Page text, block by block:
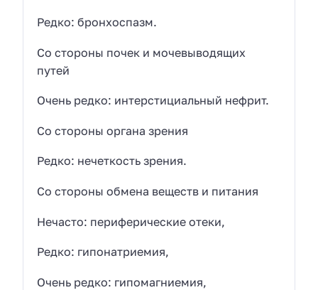
Редко: бронхоспазм.
Со стороны почек и мочевыводящих
путей
Очень редко: интерстициальный нефрит.
Со стороны органа зрения
Редко: нечеткость зрения.
Со стороны обмена веществ и питания
Нечасто: периферические отеки,
Редко: гипонатриемия,
Очень редко: гипомагниемия,